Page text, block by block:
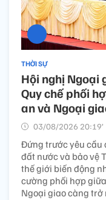
THỜI SỰ
Hội nghị Ngoại
Quy chế phối
an và Ngoại
03/08/2026 20:19’
Đứng trước yêu cầu
đất nước và bảo vệ
thế giới biến động
cường phối hợp
Ngoại giao càng